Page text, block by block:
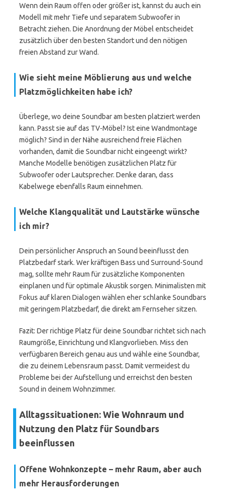
Wenn dein Raum offen oder größer ist, kannst du auch ein
Modell mit mehr Tiefe und separatem Subwoofer in
Betracht ziehen. Die Anordnung der Möbel entscheidet
zusätzlich über den besten Standort und den nötigen
freien Abstand zur Wand.
Wie sieht meine Möblierung aus und welche
Platzmöglichkeiten habe ich?
Überlege, wo deine Soundbar am besten platziert werden
kann. Passt sie auf das TV-Möbel? Ist eine Wandmontage
möglich? Sind in der Nähe ausreichend freie Flächen
vorhanden, damit die Soundbar nicht eingeengt wirkt?
Manche Modelle benötigen zusätzlichen Platz für
Subwoofer oder Lautsprecher. Denke daran, dass
Kabelwege ebenfalls Raum einnehmen.
Welche Klangqualität und Lautstärke wünsche
ich mir?
Dein persönlicher Anspruch an Sound beeinflusst den
Platzbedarf stark. Wer kräftigen Bass und Surround-Sound
mag, sollte mehr Raum für zusätzliche Komponenten
einplanen und für optimale Akustik sorgen. Minimalisten mit
Fokus auf klaren Dialogen wählen eher schlanke Soundbars
mit geringem Platzbedarf, die direkt am Fernseher sitzen.
Fazit: Der richtige Platz für deine Soundbar richtet sich nach
Raumgröße, Einrichtung und Klangvorlieben. Miss den
verfügbaren Bereich genau aus und wähle eine Soundbar,
die zu deinem Lebensraum passt. Damit vermeidest du
Probleme bei der Aufstellung und erreichst den besten
Sound in deinem Wohnzimmer.
Alltagssituationen: Wie Wohnraum und
Nutzung den Platz für Soundbars
beeinflussen
Offene Wohnkonzepte – mehr Raum, aber auch
mehr Herausforderungen